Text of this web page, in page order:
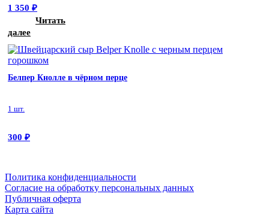
1 350 ₽
Читать
далее
Белпер Кнолле в чёрном перце
1 шт.
300 ₽
Политика конфиденциальности
Cогласие на обработку персональных данных
Публичная оферта
Карта сайта